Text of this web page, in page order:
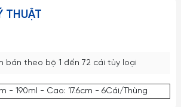
THUẬT
bán theo bộ 1 đến 72 cái tùy loại
- 190ml - Cao: 17.6cm - 6Cái/Thùng